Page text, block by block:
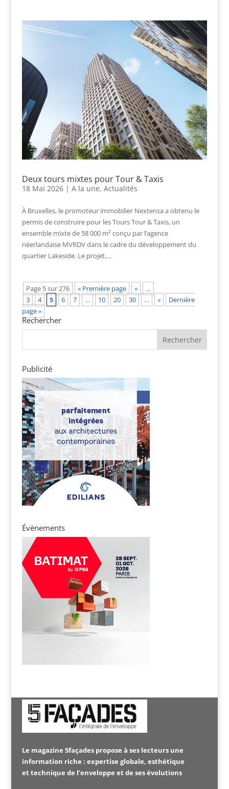
Deux tours mixtes pour Tour & Taxis
18 Mai 2026| A la une, Actualités
À Bruxelles, le promoteur immobilier Nextensa a obtenu le
permis de construire pour les Tours Tour & Taxis, un
ensemble mixte de 58 000 m² conçu par l’agence
néerlandaise MVRDV dans le cadre du développement du
quartier Lakeside. Le projet,…
Page 5 sur 276 « Première page «
…
3
4 5 6 7 … 10 20 30 … »
Dernière
page »
Rechercher
Publicité
Évènements
Le magazine 5façades propose à ses lecteurs une
information riche : expertise globale, esthétique
et technique de l’enveloppe et de ses évolutions